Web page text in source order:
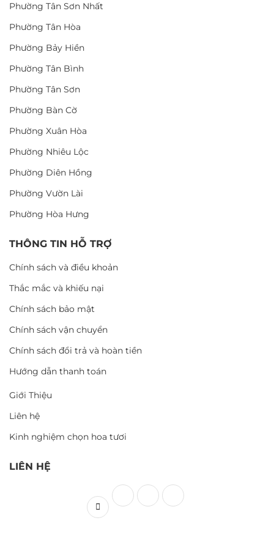
Phường Tân Sơn Nhất
Phường Tân Hòa
Phường Bảy Hiền
Phường Tân Bình
Phường Tân Sơn
Phường Bàn Cờ
Phường Xuân Hòa
Phường Nhiêu Lộc
Phường Diên Hồng
Phường Vườn Lài
Phường Hòa Hưng
THÔNG TIN HỖ TRỢ
Chính sách và điều khoản
Thắc mắc và khiếu nại
Chính sách bảo mật
Chính sách vận chuyển
Chính sách đổi trả và hoàn tiền
Hướng dẫn thanh toán
Giới Thiệu
Liên hệ
Kinh nghiệm chọn hoa tươi
LIÊN HỆ